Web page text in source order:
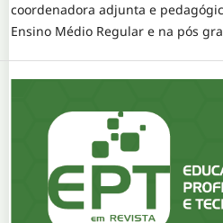
coordenadora adjunta e
Ensino Médio Regular e na pós